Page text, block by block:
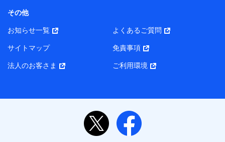
その他
お知らせ一覧 よくあるご質問
サイトマップ 免責事項
法人のお客さま ご利用環境